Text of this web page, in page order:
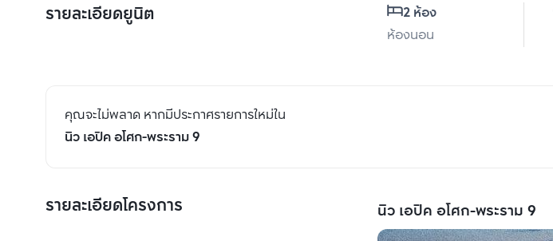
รายละเอียดยูนิต
2 ห้อง
ห้องนอน
คุณจะไม่พลาด หากมีประกาศรายการใหม่ใน
นิว เอปิค อโศก-พระราม 9
รายละเอียดโครงการ นิว เอปิค อโศก-พระราม 9